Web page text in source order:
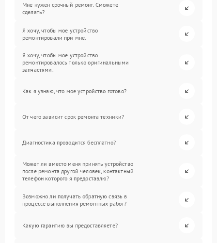
Мне нужен срочный ремонт. Сможете
сделать?
Я хочу, чтобы мое устройство
ремонтировали при мне.
Я хочу, чтобы мое устройство
ремонтировалось только оригинальными
запчастями.
Как я узнаю, что мое устройство готово?
От чего зависит срок ремонта техники?
Диагностика проводится бесплатно?
Может ли вместо меня принять устройство
после ремонта другой человек, контактный
телефон которого я предоставлю?
Возможно ли получать обратную связь в
процессе выполнения ремонтных работ?
Какую гарантию вы предоставляете?